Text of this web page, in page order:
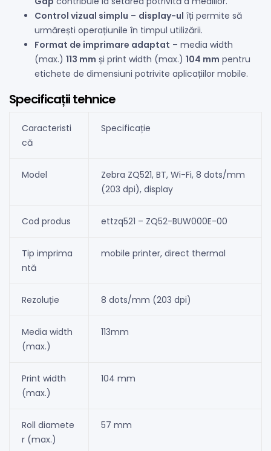
Control vizual simplu – display-ul îți permite să
urmărești operațiunile în timpul utilizării.
Format de imprimare adaptat – media width
(max.) 113 mm și print width (max.) 104 mm pentru
etichete de dimensiuni potrivite aplicațiilor mobile.
Specificații tehnice
Caracteristi
că
Specificație
Model
Zebra ZQ521, BT, Wi-Fi, 8 dots/mm
(203 dpi), display
Cod produs ettzq521 – ZQ52-BUW000E-00
Tip imprima
ntă
mobile printer, direct thermal
Rezoluție 8 dots/mm (203 dpi)
Media width
(max.)
113mm
Print width
(max.)
104 mm
Roll diamete
r (max.)
57 mm